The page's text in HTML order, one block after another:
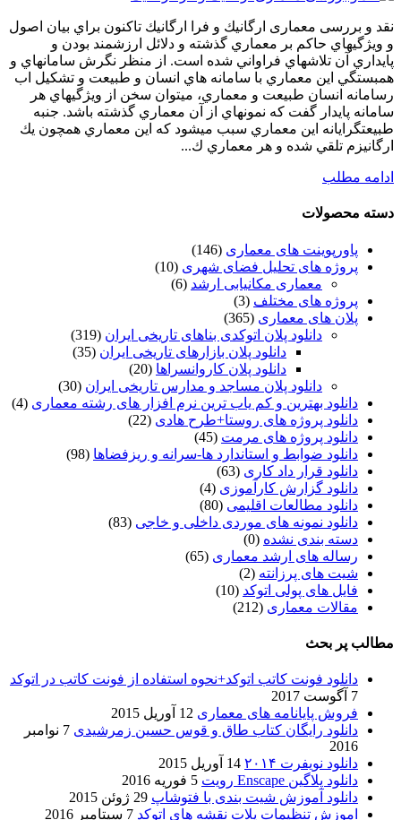
نقد و بررسی معماری ارگانيك و فرا ارگانيك تاكنون براي بيان اصول
و ويژگيهاي حاكم بر معماري گذشته و دلائل ارزشمند بودن و
پايداري آن تلاشهاي فراواني شده است. از منظر نگرش سامانهاي و
همبستگي اين معماري با سامانه هاي انسان و طبيعت و تشكيل اب
رسامانه انسان طبيعت و معماري، ميتوان سخن از ويژگيهاي هر
سامانه پايدار گفت كه نمونهاي از آن معماري گذشته باشد. جنبه
طبيعتگرايانه اين معماري سبب ميشود كه اين معماري همچون يك
ارگانيزم تلقي شده و هر معماري ك...
ادامه مطلب
دسته محصولات
پاورپوینت های معماری (146)
پروژه های تحلیل فضای شهری (10)
معماری مکانیابی ارشد (6)
پروژه های مختلف (3)
پلان های معماری (365)
دانلود پلان اتوکدی بناهای تاریخی ایران (319)
دانلود پلان بازارهای تاریخی ایران (35)
دانلود پلان کاروانسراها (20)
دانلود پلان مساجد و مدارس تاریخی ایران (30)
دانلود بهترین و کم یاب ترین نرم افزار های رشته معماری (4)
دانلود پروژه های روستا+طرح هادی (22)
دانلود پروژه های مرمت (45)
دانلود ضوابط و استاندارد ها-سرانه و ریزفضاها (98)
دانلود قرار داد کاری (63)
دانلود گزارش کارآموزی (4)
دانلود مطالعات اقلیمی (80)
دانلود نمونه های موردی داخلی و خاجی (83)
دسته بندی نشده (0)
رساله های ارشد معماری (65)
شیت های پرزانته (2)
فایل های پولی اتوکد (10)
مقالات معماری (212)
مطالب پر بحث
دانلود فونت کاتب اتوکد+نحوه استفاده از فونت کاتب در اتوکد
7 آگوست 2017
فروش پایانامه های معماری 12 آوریل 2015
دانلود رایگان کتاب طاق و قوس حسین زمرشیدی
7 نوامبر
2016
دانلود نویفرت ۲۰۱۴
14 آوریل 2015
دانلود پلاگین Enscape رویت
5 فوریه 2016
دانلود آموزش شیت بندی با فتوشاپ 29 ژوئن 2015
اموزش تنظیمات پلات نقشه های اتوکد 7 سپتامبر 2016